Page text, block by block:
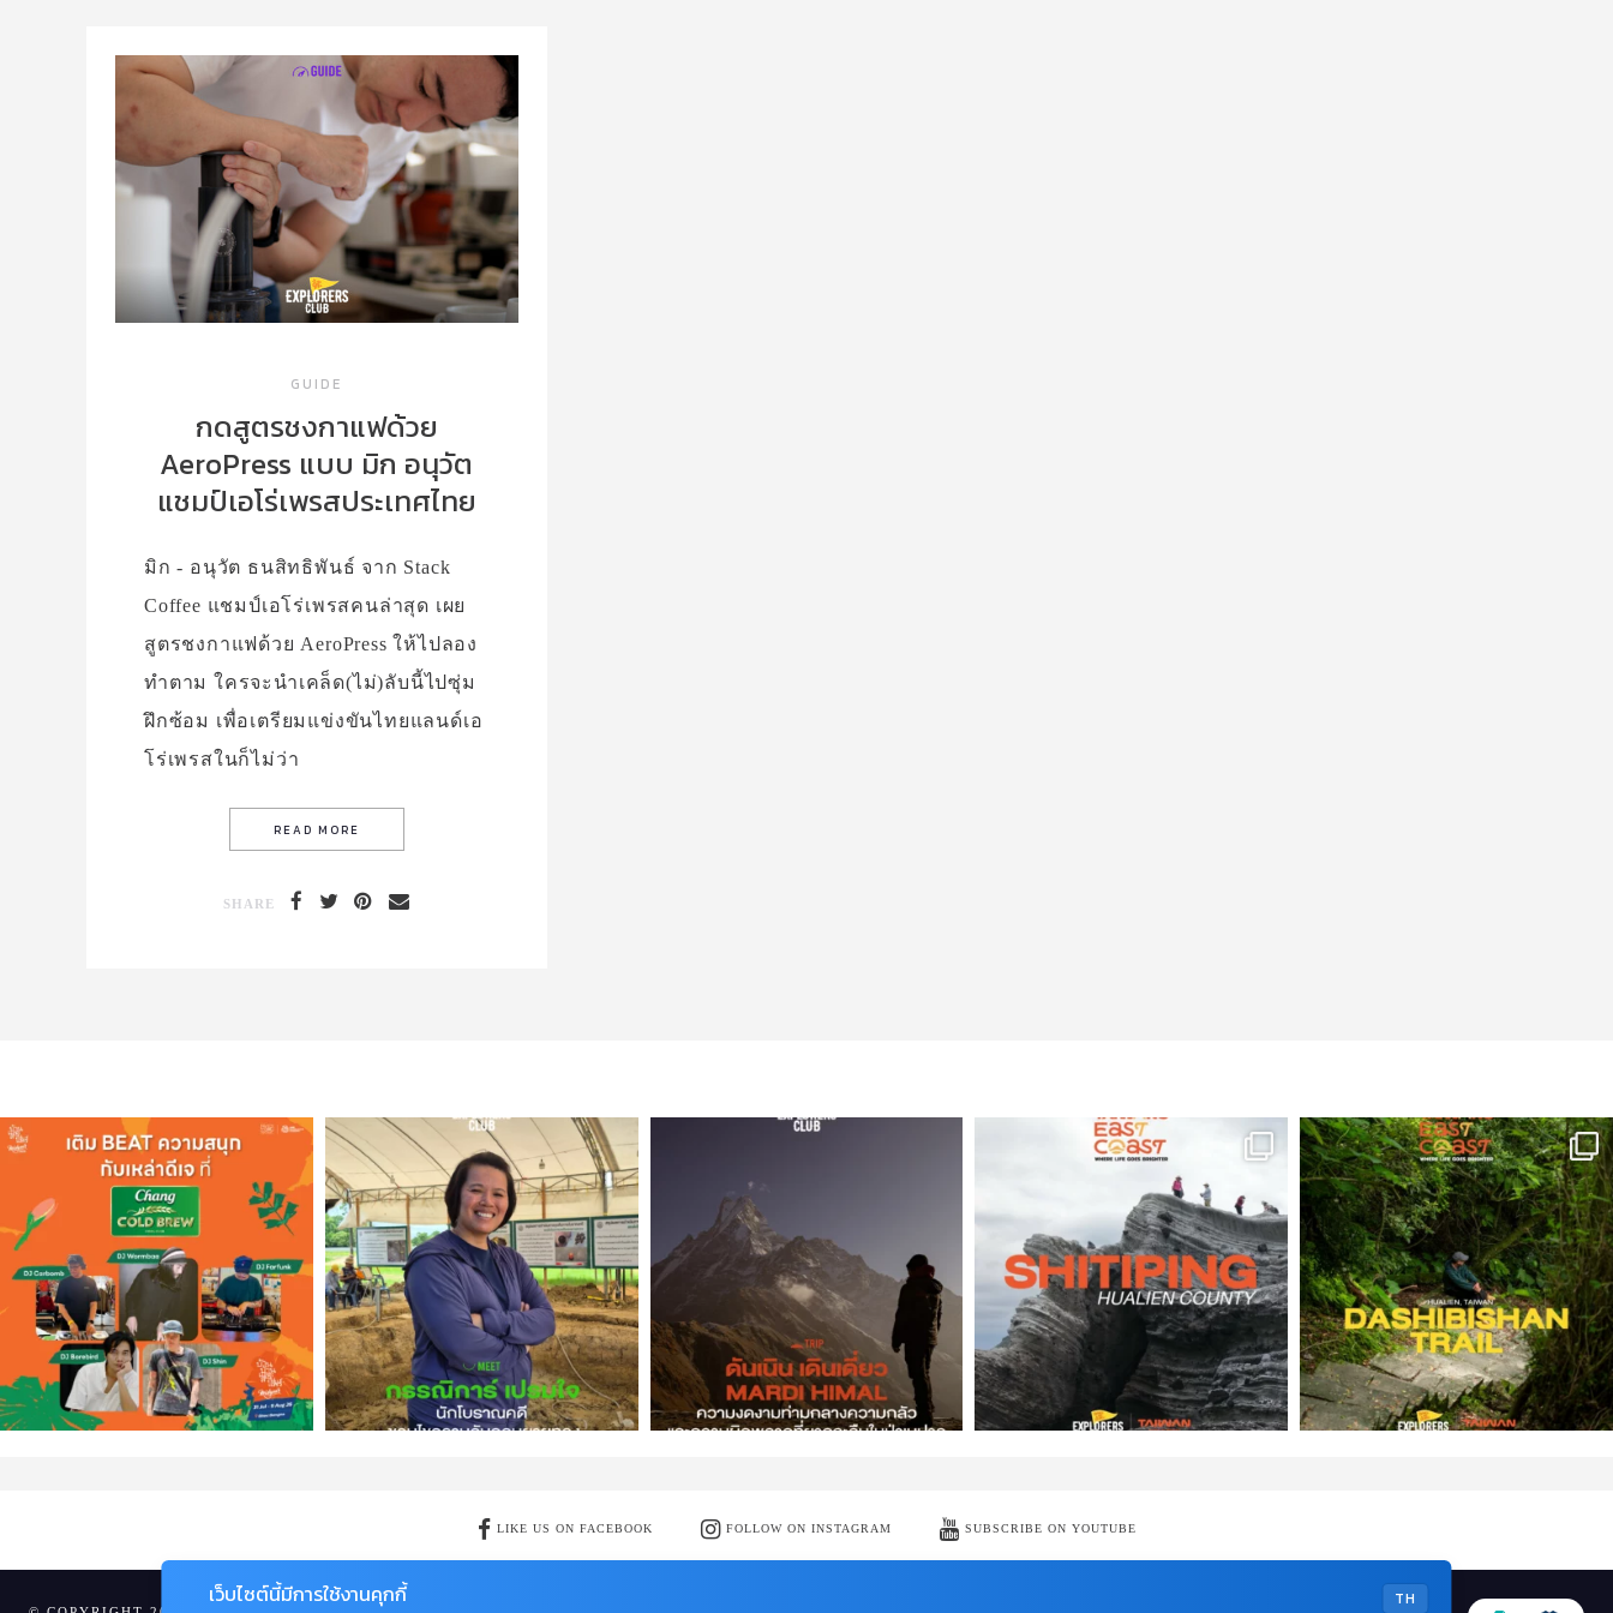
GUIDE
กดสูตรชงกาแฟด้วย
AeroPress แบบ มิก อนุวัต
แชมป์เอโร่เพรสประเทศไทย
มิก - อนุวัต ธนสิทธิพันธ์ จาก Stack
Coffee แชมป์เอโร่เพรสคนล่าสุด เผย
สูตรชงกาแฟด้วย AeroPress ให้ไปลอง
ทำตาม ใครจะนำเคล็ด(ไม่)ลับนี้ไปซุ่ม
ฝึกซ้อม เพื่อเตรียมแข่งขันไทยแลนด์เอ
โร่เพรสในก็ไม่ว่า
SHARE
LIKE US ON FACEBOOK FOLLOW ON INSTAGRAM SUBSCRIBE ON YOUTUBE
TH
เว็บไซต์นี้มีการใช้งานคุกกี้